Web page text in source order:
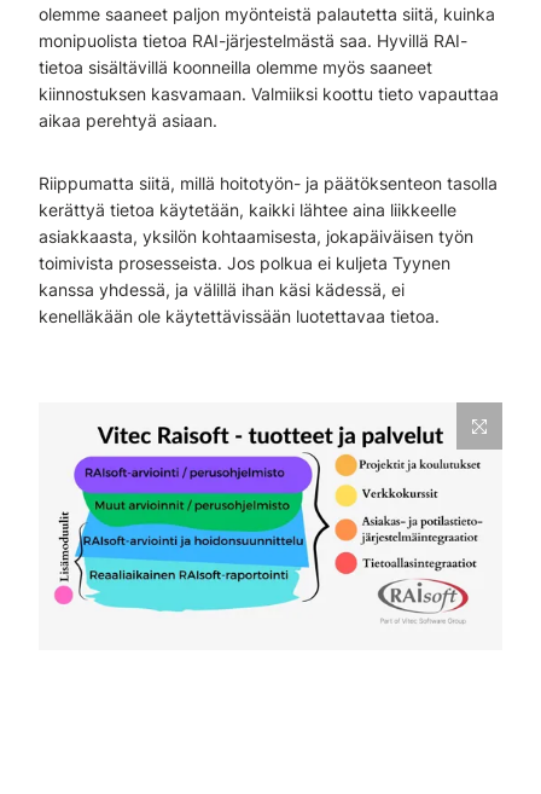
olemme saaneet paljon myönteistä palautetta siitä, kuinka
monipuolista tietoa RAI-järjestelmästä saa. Hyvillä RAI-
tietoa sisältävillä koonneilla olemme myös saaneet
kiinnostuksen kasvamaan. Valmiiksi koottu tieto vapauttaa
aikaa perehtyä asiaan.
Riippumatta siitä, millä hoitotyön- ja päätöksenteon tasolla
kerättyä tietoa käytetään, kaikki lähtee aina liikkeelle
asiakkaasta, yksilön kohtaamisesta, jokapäiväisen työn
toimivista prosesseista. Jos polkua ei kuljeta Tyynen
kanssa yhdessä, ja välillä ihan käsi kädessä, ei
kenelläkään ole käytettävissään luotettavaa tietoa.